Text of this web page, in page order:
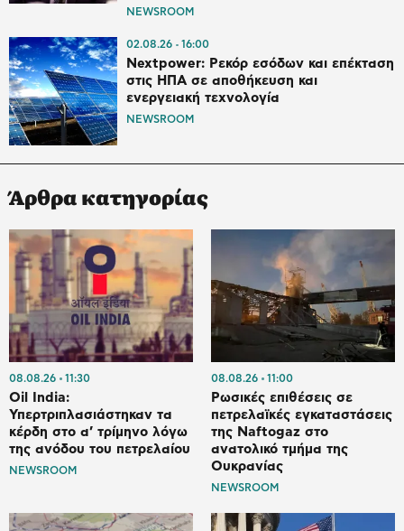
NEWSROOM
02.08.26 16:00
Nextpower: Ρεκόρ εσόδων και επέκταση
στις ΗΠΑ σε αποθήκευση και
ενεργειακή τεχνολογία
NEWSROOM
Άρθρα κατηγορίας
08.08.26 11:30
Oil India:
Υπερτριπλασιάστηκαν τα
κέρδη στο α’ τρίμηνο λόγω
της ανόδου του πετρελαίου
NEWSROOM
08.08.26 11:00
Ρωσικές επιθέσεις σε
πετρελαϊκές εγκαταστάσεις
της Naftogaz στο
ανατολικό τμήμα της
Ουκρανίας
NEWSROOM